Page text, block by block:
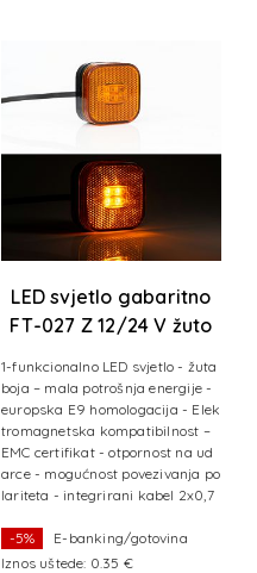
LED svjetlo gabaritno
FT-027 Z 12/24 V žuto
1-funkcionalno LED svjetlo - žuta
boja – mala potrošnja energije -
europska E9 homologacija - Elek
tromagnetska kompatibilnost –
EMC certifikat - otpornost na ud
arce - mogućnost povezivanja po
lariteta - integrirani kabel 2x0,7
-5%
E-banking/gotovina
Iznos uštede: 0.35 €